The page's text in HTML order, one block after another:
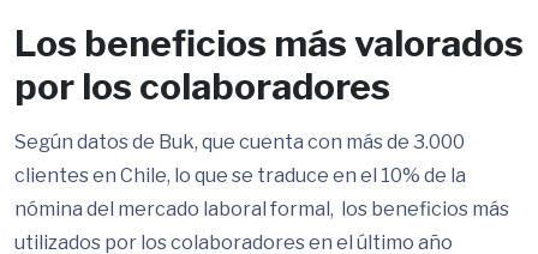
Los beneficios más valorados
por los colaboradores
Según datos de Buk, que cuenta con más de 3.000
clientes en Chile, lo que se traduce en el 10% de la
nómina del mercado laboral formal, los beneficios más
utilizados por los colaboradores en el último año